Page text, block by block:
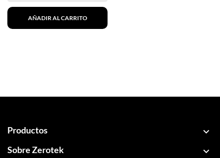
AÑADIR AL CARRITO
Productos 
Sobre Zerotek 